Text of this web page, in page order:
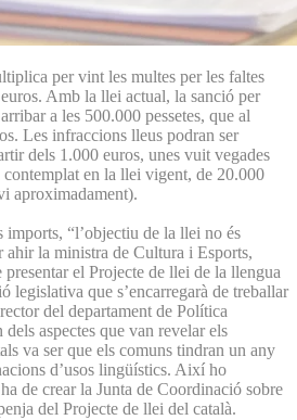
per vint les multes per les faltes
Amb la llei actual, la sanció per
a les 500.000 pessetes, que al
Les infraccions lleus podran ser
dels 1.000 euros, unes vuit vegades
contemplat en la llei vigent, de 20.000
aproximadament).
imports, “l’objectiu de la llei no és
ahir la ministra de Cultura i Esports,
el Projecte de llei de la llengua
legislativa que s’encarregarà de treballar
del departament de Política
aspectes que van revelar els
va ser que els comuns tindran un any
d’usos lingüístics. Així ho
de crear la Junta de Coordinació sobre
del Projecte de llei del català.